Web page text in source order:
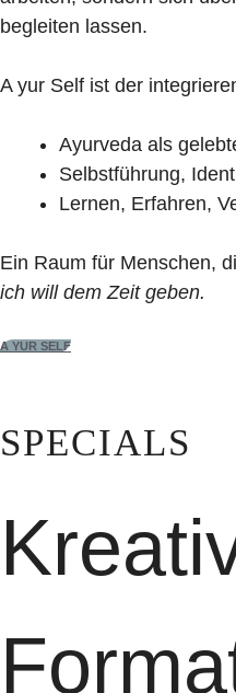
begleiten lassen.
A yur Self ist der
Ayurveda als
Selbstführung,
Lernen, Erfahren,
Ein Raum für Menschen,
ich will dem Zeit geben.
A YUR SELF
SPECIALS